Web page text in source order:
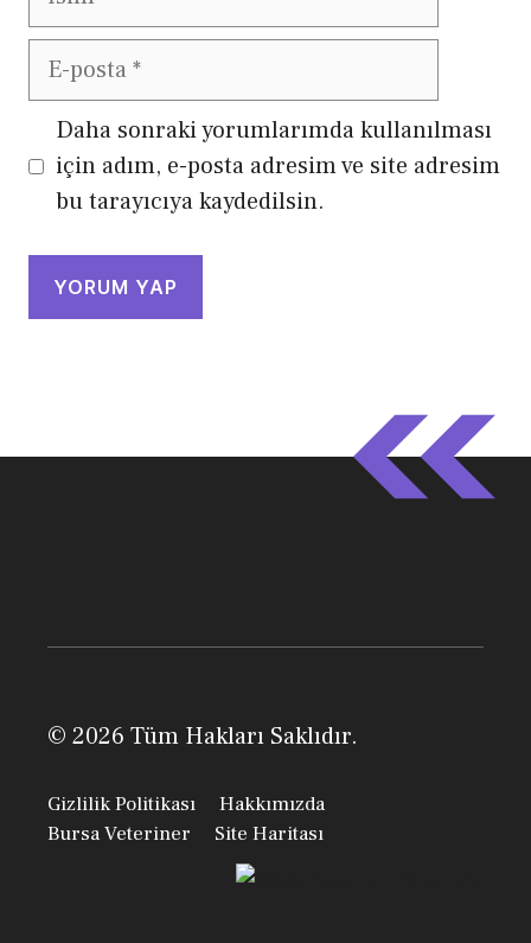
E-
posta
Daha sonraki yorumlarımda kullanılması
için adım, e-posta adresim ve site adresim
bu tarayıcıya kaydedilsin.
© 2026 Tüm Hakları Saklıdır.
Gizlilik Politikası
Hakkımızda
Bursa Veteriner
Site Haritası